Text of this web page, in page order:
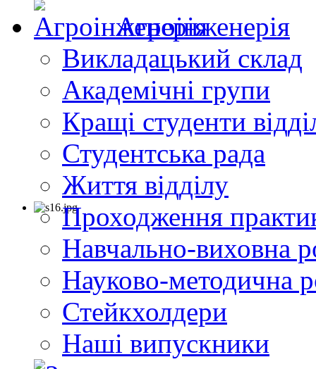
Агроінженерія
Викладацький склад
Академічні групи
Кращі студенти
Студентська рада
Життя відділу
Проходження
Навчально-виховна
Науково-методична
Стейкхолдери
Наші випускники